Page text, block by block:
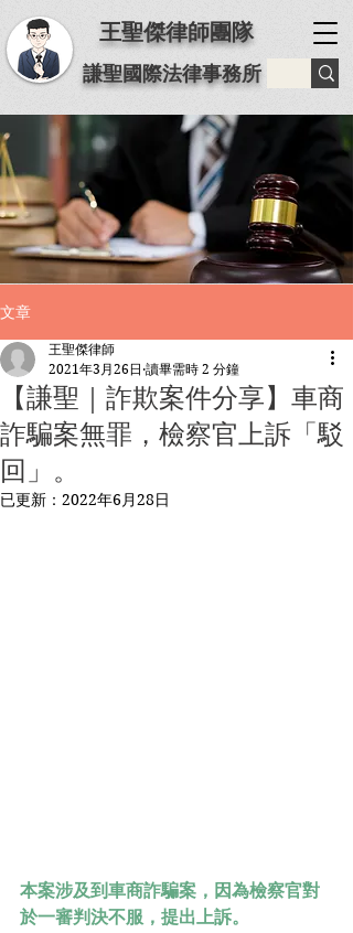
王聖傑律師團隊
謙聖國際法律事務所
文章
【謙聖｜詐欺案件分享】車商
詐騙案無罪，檢察官上訴「駁
回」。
王聖傑律師
2021年3月26日 讀畢需時 2 分鐘
已更新： 2022年6月28日
本案涉及到車商詐騙案，因為檢察官對
於一審判決不服，提出上訴。